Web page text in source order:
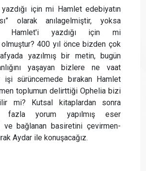
için mi Hamlet edebiyatın
olarak anılagelmiştir, yoksa
Hamlet'i yazdığı için mi
400 yıl önce bizden çok
yazılmış bir metin, bugün
yaşayan bizlere ne vaat
sürüncemede bırakan Hamlet
toplumun delirttiği Ophelia bizi
mi? Kutsal kitaplardan sonra
fazla yorum yapılmış eser
ve bağlanan basiretini çevirmen-
Aydar ile konuşacağız.